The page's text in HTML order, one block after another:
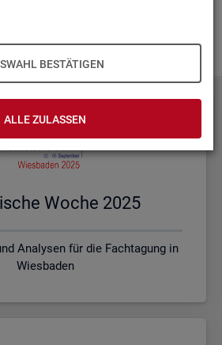
BESTÄTIGEN
ALLE ZULASSEN
Woche 2025
Analysen für die Fachtagung in
Wiesbaden